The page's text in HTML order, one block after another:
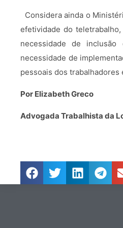
Considera ainda o
efetividade do
necessidade de
necessidade de
pessoais dos trabalhadores
Por Elizabeth Greco
Advogada Trabalhista da